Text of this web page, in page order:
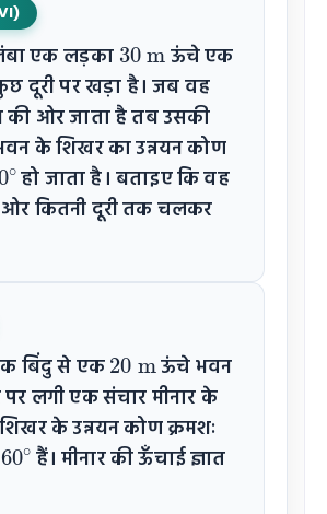
एक लड़का
30
ऊंचे एक
दूरी पर खड़ा है। जब वह
ओर जाता है तब उसकी
के शिखर का उन्नयन कोण
∘
हो जाता है। बताइए कि वह
कितनी दूरी तक चलकर
बिंदु से एक
20
ऊंचे भवन
लगी एक संचार मीनार के
के उन्नयन कोण क्रमशः
60∘
हैं। मीनार की ऊँचाई ज्ञात